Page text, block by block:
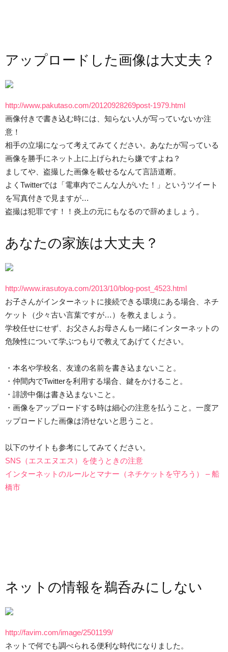
アップロードした画像は大丈夫？
http://www.pakutaso.com/20120928269post-1979.html
画像付きで書き込む時には、知らない人が写っていないか注
意！
相手の立場になって考えてみてください。あなたが写っている
画像を勝手にネット上に上げられたら嫌ですよね？
ましてや、盗撮した画像を載せるなんて言語道断。
よくTwitterでは「電車内でこんな人がいた！」というツイート
を写真付きで見ますが…
盗撮は犯罪です！！炎上の元にもなるので辞めましょう。
あなたの家族は大丈夫？
http://www.irasutoya.com/2013/10/blog-post_4523.html
お子さんがインターネットに接続できる環境にある場合、ネチ
ケット（少々古い言葉ですが…）を教えましょう。
学校任せにせず、お父さんお母さんも一緒にインターネットの
危険性について学ぶつもりで教えてあげてください。
・本名や学校名、友達の名前を書き込まないこと。
・仲間内でTwitterを利用する場合、鍵をかけること。
・誹謗中傷は書き込まないこと。
・画像をアップロードする時は細心の注意を払うこと。一度ア
ップロードした画像は消せないと思うこと。
以下のサイトも参考にしてみてください。
SNS（エスエヌエス）を使うときの注意
インターネットのルールとマナー（ネチケットを守ろう） – 船
橋市
ネットの情報を鵜呑みにしない
http://favim.com/image/2501199/
ネットで何でも調べられる便利な時代になりました。